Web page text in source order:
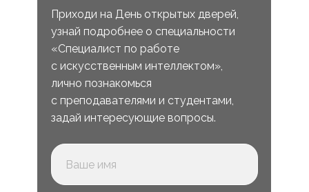
Приходи на День открытых дверей,
узнай подробнее о специальности
«Специалист по работе
с искусственным интеллектом»,
лично познакомься
с преподавателями и студентами,
задай интересующие вопросы.